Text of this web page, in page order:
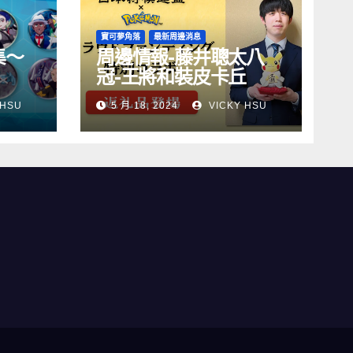
～
寶可夢角落 最新周邊消息
周邊情報-藤井聰太八
冠-王將和裝皮卡丘
5 月 18, 2024 VICKY HSU